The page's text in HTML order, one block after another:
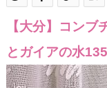
【大分】コン
とガイアの水